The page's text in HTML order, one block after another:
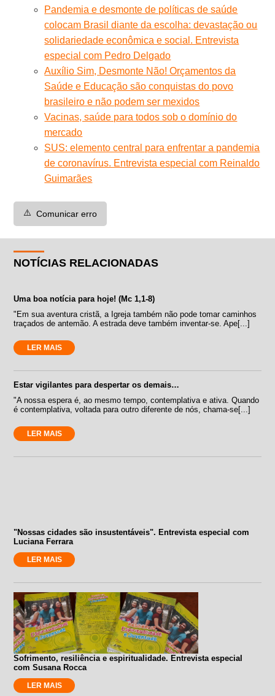
Pandemia e desmonte de políticas de saúde
colocam Brasil diante da escolha: devastação ou
solidariedade econômica e social. Entrevista
especial com Pedro Delgado
Auxílio Sim, Desmonte Não! Orçamentos da
Saúde e Educação são conquistas do povo
brasileiro e não podem ser mexidos
Vacinas, saúde para todos sob o domínio do
mercado
SUS: elemento central para enfrentar a pandemia
de coronavírus. Entrevista especial com Reinaldo
Guimarães
⚠️ Comunicar erro
NOTÍCIAS RELACIONADAS
Uma boa notícia para hoje! (Mc 1,1-8)
"Em sua aventura cristã, a Igreja também não pode tomar caminhos
traçados de antemão. A estrada deve também inventar-se. Ape[...]
LER MAIS
Estar vigilantes para despertar os demais…
"A nossa espera é, ao mesmo tempo, contemplativa e ativa. Quando
é contemplativa, voltada para outro diferente de nós, chama-se[...]
LER MAIS
"Nossas cidades são insustentáveis". Entrevista especial com
Luciana Ferrara
LER MAIS
Sofrimento, resiliência e espiritualidade. Entrevista especial
com Susana Rocca
LER MAIS